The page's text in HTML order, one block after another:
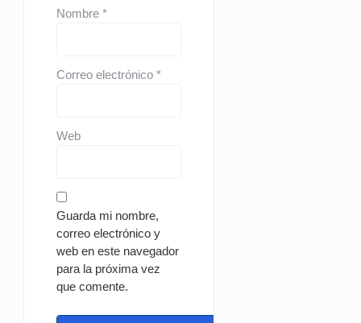
Nombre*
Correo electrónico*
Web
Guarda mi nombre,
correo electrónico y
web en este navegador
para la próxima vez
que comente.